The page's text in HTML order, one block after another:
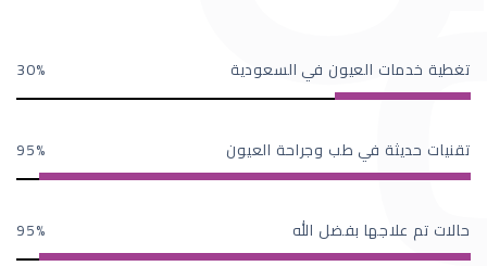
تغطية خدمات العيون في السعودية 30
تقنيات حديثة في طب وجراحة العيون 95
حالات تم علاجها بفضل الله 95